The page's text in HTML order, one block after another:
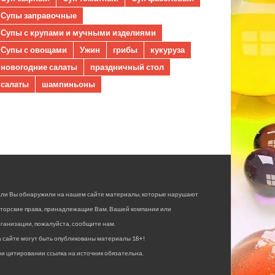
Супы заправочные
Супы с крупами и мучными изделиями
Супы с овощами
Ужин грибы
кукуруза
новогодние салаты
праздничный стол
салаты
шампиньоны
Вы обнаружили на нашем сайте материалы, которые нарушают
права, принадлежащие Вам, Вашей компании или
пожалуйста, сообщите нам.
сайте могут быть опубликованы материалы 18+!
цитировании ссылка на источник обязательна.